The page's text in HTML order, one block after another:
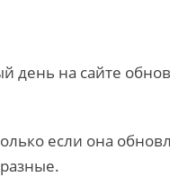
день на сайте
если она